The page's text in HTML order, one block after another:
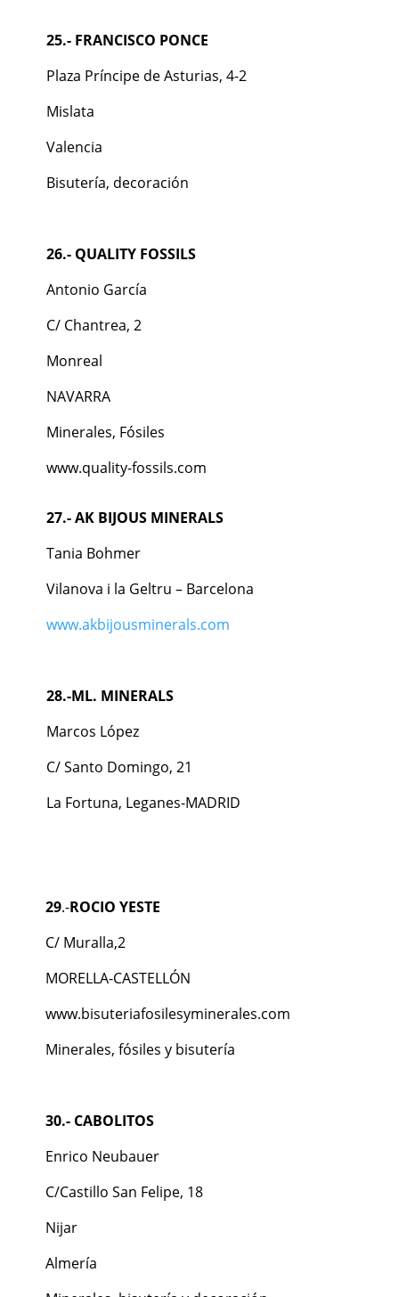
25.- FRANCISCO PONCE
Plaza Príncipe de Asturias, 4-2
Mislata
Valencia
Bisutería, decoración
26.- QUALITY FOSSILS
Antonio García
C/ Chantrea, 2
Monreal
NAVARRA
Minerales, Fósiles
www.quality-fossils.com
27.-AK BIJOUS MINERALS
Tania Bohmer
Vilanova i la Geltru – Barcelona
www.akbijousminerals.com
28.-ML. MINERALS
Marcos López
C/ Santo Domingo, 21
La Fortuna, Leganes-MADRID
29.-ROCIO YESTE
C/ Muralla,2
MORELLA-CASTELLÓN
www.bisuteriafosilesyminerales.com
Minerales, fósiles y bisutería
30.- CABOLITOS
Enrico Neubauer
C/Castillo San Felipe, 18
Nijar
Almería